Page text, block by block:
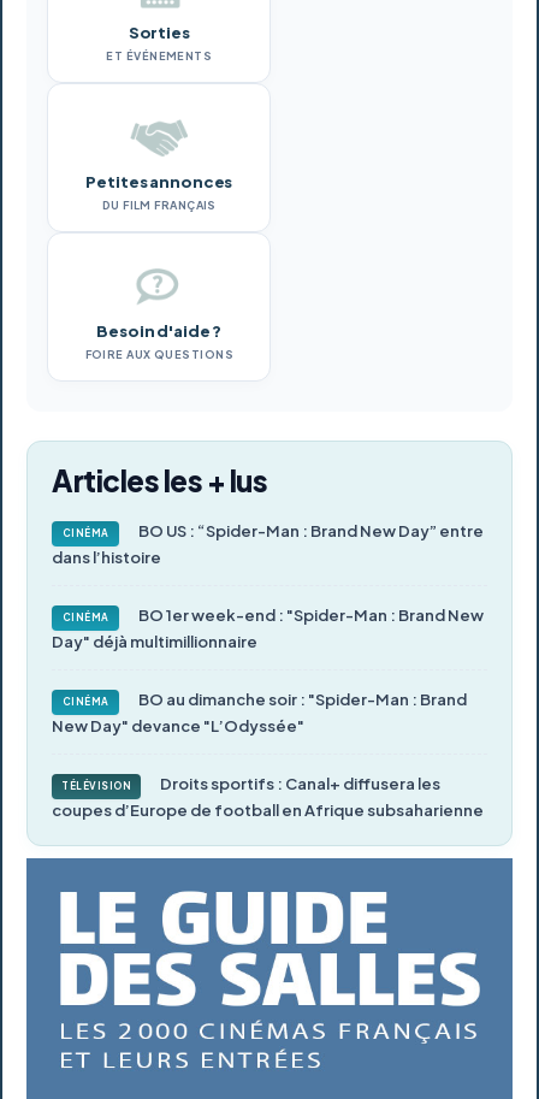
Sorties
ET ÉVÉNEMENTS
Petites annonces
DU FILM FRANÇAIS
Besoin d'aide ?
FOIRE AUX QUESTIONS
Articles les + lus
CINÉMA
BO US : “Spider-Man : Brand New Day” entre
dans l’histoire
CINÉMA
BO 1er week-end : "Spider-Man : Brand New
Day" déjà multimillionnaire
CINÉMA
BO au dimanche soir : "Spider-Man : Brand
New Day" devance "L’Odyssée"
TÉLÉVISION
Droits sportifs : Canal+ diffusera les
coupes d’Europe de football en Afrique subsaharienne